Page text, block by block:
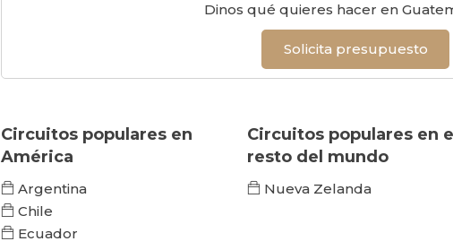
Dinos qué quieres hacer en
Solicita presupuesto
Circuitos populares en
América
Argentina
Chile
Ecuador
Circuitos populares en el
resto del mundo
Nueva Zelanda